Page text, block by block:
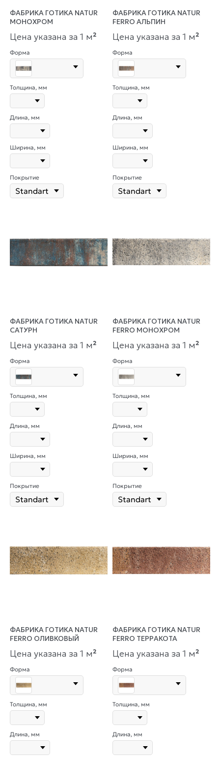
ФАБРИКА ГОТИКА NATUR
МОНОХРОМ
Цена указана за 1 м²
Форма
Толщина, мм
Длина, мм
Ширина, мм
Покрытие
ФАБРИКА ГОТИКА NATUR
FERRO АЛЬПИН
Цена указана за 1 м²
Форма
Толщина, мм
Длина, мм
Ширина, мм
Покрытие
ФАБРИКА ГОТИКА NATUR
САТУРН
Цена указана за 1 м²
Форма
Толщина, мм
Длина, мм
Ширина, мм
Покрытие
ФАБРИКА ГОТИКА NATUR
FERRO МОНОХРОМ
Цена указана за 1 м²
Форма
Толщина, мм
Длина, мм
Ширина, мм
Покрытие
ФАБРИКА ГОТИКА NATUR
FERRO ОЛИВКОВЫЙ
Цена указана за 1 м²
Форма
Толщина, мм
Длина, мм
ФАБРИКА ГОТИКА NATUR
FERRO ТЕРРАКОТА
Цена указана за 1 м²
Форма
Толщина, мм
Длина, мм